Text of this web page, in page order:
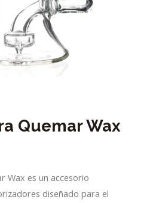
Quemar Wax
Wax es un accesorio
diseñado para el